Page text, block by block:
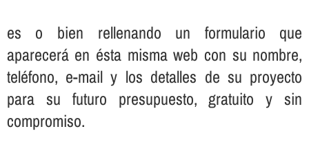
es o bien rellenando un formulario que
aparecerá en ésta misma web con su nombre,
teléfono, e-mail y los detalles de su proyecto
para su futuro presupuesto, gratuito y sin
compromiso.